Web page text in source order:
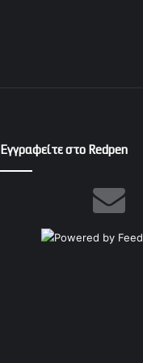
Εγγραφείτε στο Redpen